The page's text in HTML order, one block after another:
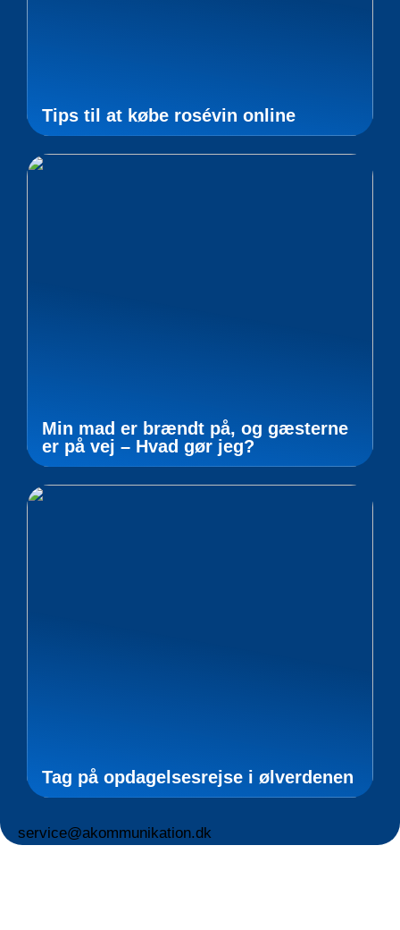
Tips til at købe rosévin online
Min mad er brændt på, og gæsterne
er på vej – Hvad gør jeg?
Tag på opdagelsesrejse i ølverdenen
service@akommunikation.dk